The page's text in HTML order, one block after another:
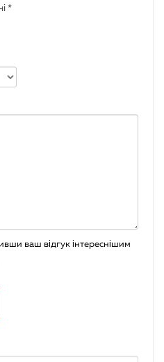
*
ваш відгук інтереснішим